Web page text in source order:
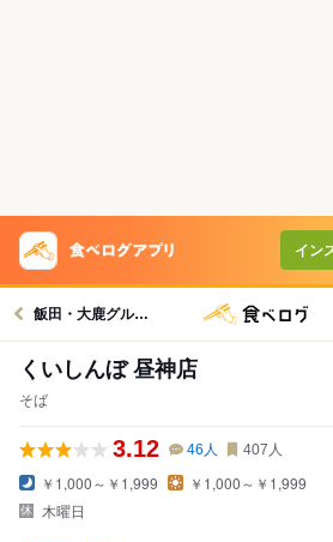
イン
飯田・大鹿グルメへ
くいしんぼ 昼神店
そば
3.12 46 人 407 人
￥1,000～￥1,999
￥1,000～￥1,999
木曜日